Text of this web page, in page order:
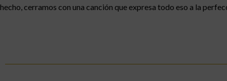
hecho, cerramos con una canción que expresa todo eso a la